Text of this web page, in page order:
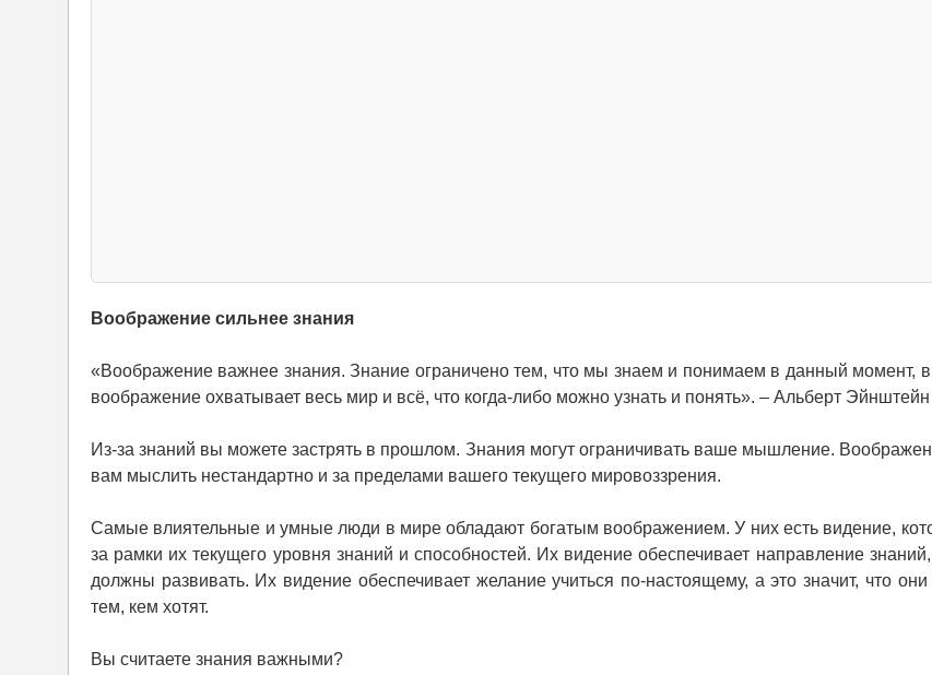
Воображение сильнее знания
«Воображение важнее знания. Знание ограничено тем, что мы знаем и понимаем в данный момент, в
воображение охватывает весь мир и всё, что когда-либо можно узнать и понять». – Альберт Эйнштейн
Из-за знаний вы можете застрять в прошлом. Знания могут ограничивать ваше мышление.
вам мыслить нестандартно и за пределами вашего текущего мировоззрения.
Самые влиятельные и умные люди в мире обладают богатым воображением. У них есть видение,
за рамки их текущего уровня знаний и способностей. Их видение обеспечивает направление
должны развивать. Их видение обеспечивает желание учиться по-настоящему, а это значит, что они
тем, кем хотят.
Вы считаете знания важными?